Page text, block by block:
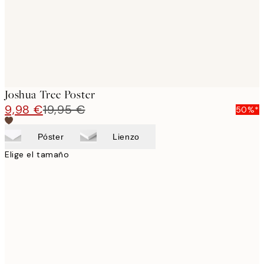
Joshua Tree Poster
9,98 €19,95 € 50%*
Póster Lienzo
Elige el tamaño